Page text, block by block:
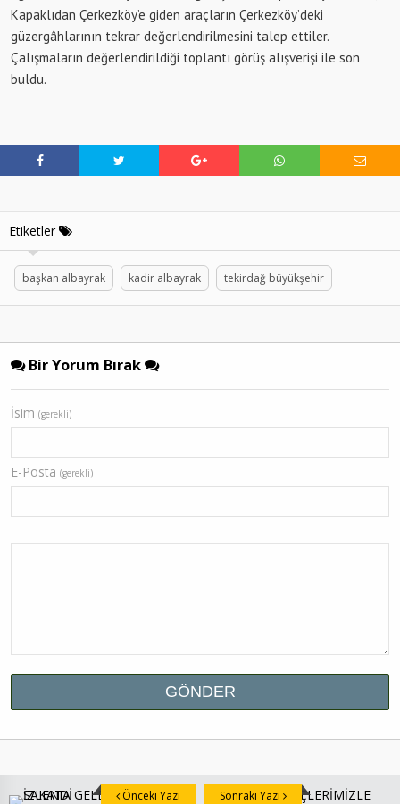
Kapaklıdan Çerkezköy’e giden araçların Çerkezköy’deki
güzergâhlarının tekrar değerlendirilmesini talep ettiler.
Çalışmaların değerlendirildiği toplantı görüş alışverişi ile son
buldu.
Etiketler
başkan albayrak kadir albayrak tekirdağ büyükşehir
Bir Yorum Bırak
İsim (gerekli)
E-Posta (gerekli)
Önceki Yazı Sonraki Yazı